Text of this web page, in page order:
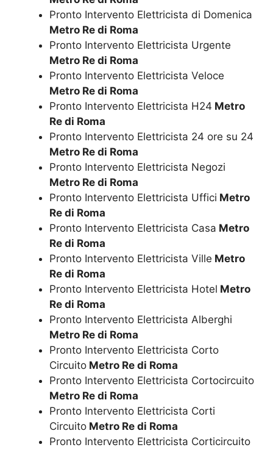
Pronto Intervento Elettricista di Domenica
Metro Re di Roma
Pronto Intervento Elettricista Urgente
Metro Re di Roma
Pronto Intervento Elettricista Veloce
Metro Re di Roma
Pronto Intervento Elettricista H24 Metro
Re di Roma
Pronto Intervento Elettricista 24 ore su 24
Metro Re di Roma
Pronto Intervento Elettricista Negozi
Metro Re di Roma
Pronto Intervento Elettricista Uffici Metro
Re di Roma
Pronto Intervento Elettricista Casa Metro
Re di Roma
Pronto Intervento Elettricista Ville Metro
Re di Roma
Pronto Intervento Elettricista Hotel Metro
Re di Roma
Pronto Intervento Elettricista Alberghi
Metro Re di Roma
Pronto Intervento Elettricista Corto
Circuito Metro Re di Roma
Pronto Intervento Elettricista Cortocircuito
Metro Re di Roma
Pronto Intervento Elettricista Corti
Circuito Metro Re di Roma
Pronto Intervento Elettricista Corticircuito